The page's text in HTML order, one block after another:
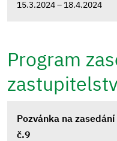
15.3.2024 – 18.4.2024
Program
Pozvánka na
č.9